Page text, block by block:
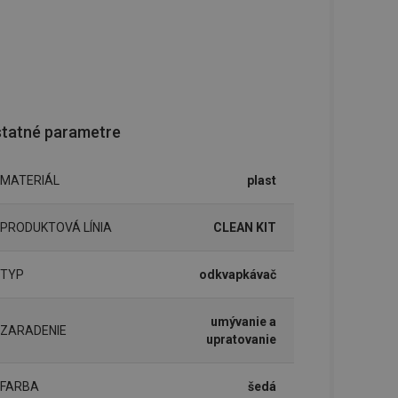
parametre
MATERIÁL plast
PRODUKTOVÁ LÍNIA CLEAN KIT
TYP odkvapkávač
ZARADENIE
umývanie a
upratovanie
FARBA šedá